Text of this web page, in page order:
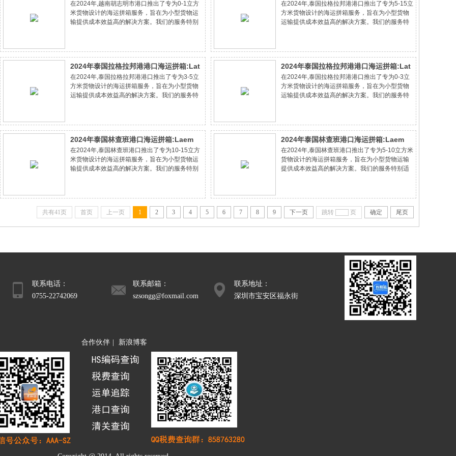
箱:HoChiMinh City（CAT LAI） port的
0-1立方米货物的成本节约专家方案
在2024年,越南胡志明市港口推出了专为0-1立方
米货物设计的海运拼箱服务，旨在为小型货物运
输提供成本效益高的解决方案。我们的服务特别
Krabang port的5-15立方米货物的成本节
约专家方案
在2024年,泰国拉格拉邦港港口推出了专为5-15立
方米货物设计的海运拼箱服务，旨在为小型货物
运输提供成本效益高的解决方案。我们的服务特
2024年泰国拉格拉邦港港口海运拼箱:Lat
Krabang port的3-5立方米货物的成本节
约专家方案
在2024年,泰国拉格拉邦港港口推出了专为3-5立
方米货物设计的海运拼箱服务，旨在为小型货物
运输提供成本效益高的解决方案。我们的服务特
2024年泰国拉格拉邦港港口海运拼箱:Lat
Krabang port的0-3立方米货物的成本节
约专家方案
在2024年,泰国拉格拉邦港港口推出了专为0-3立
方米货物设计的海运拼箱服务，旨在为小型货物
运输提供成本效益高的解决方案。我们的服务特
2024年泰国林查班港口海运拼箱:Laem
Chabang port的10-15立方米货物的成本
节约专家方案
在2024年,泰国林查班港口推出了专为10-15立方
米货物设计的海运拼箱服务，旨在为小型货物运
输提供成本效益高的解决方案。我们的服务特别
2024年泰国林查班港口海运拼箱:Laem
Chabang port的5-10立方米货物的成本
节约专家方案
在2024年,泰国林查班港口推出了专为5-10立方米
货物设计的海运拼箱服务，旨在为小型货物运输
提供成本效益高的解决方案。我们的服务特别适
共有41页 首页 上一页 1 2 3 4 5 6 7 8 9 下一页 跳转 页 确定 尾页
联系电话：
0755-22742069
联系邮箱：
szsongg@foxmail.com
联系地址：
深圳市宝安区福永街
合作伙伴 新浪博客